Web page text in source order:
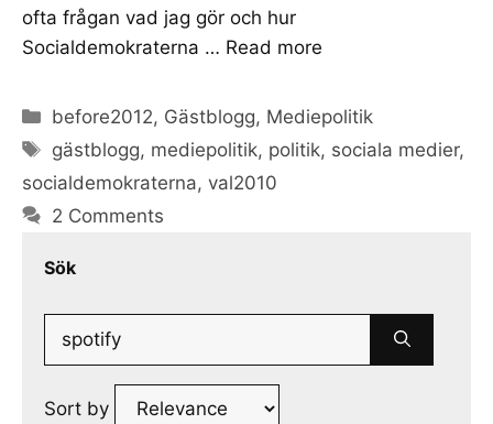
ofta frågan vad jag gör och hur
Socialdemokraterna … Read more
Categories
before2012, Gästblogg, Mediepolitik
Tags
gästblogg, mediepolitik, politik, sociala medier,
socialdemokraterna, val2010
2 Comments
Sök
Search
Sort by